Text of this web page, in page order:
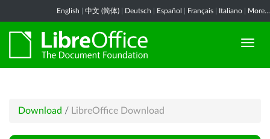
English 中文 (简体) Deutsch Español Français Italiano More...
Download / LibreOffice Download